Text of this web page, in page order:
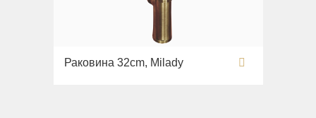
Раковина 32cm, Milady